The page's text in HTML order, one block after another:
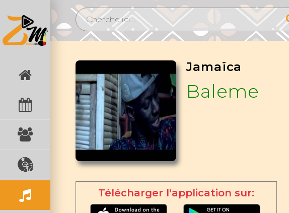
Jamaïca
Baleme
Télécharger l'application sur: